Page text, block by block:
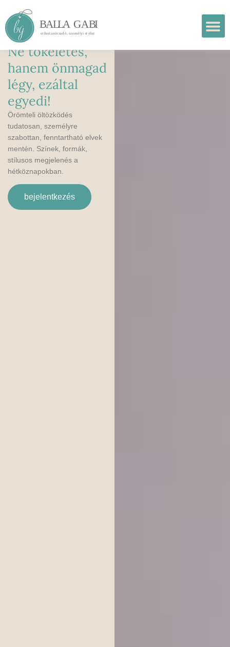
Ne tökéletes,
hanem önmagad
légy, ezáltal
egyedi!
Örömteli öltözködés
tudatosan, személyre
szabottan, fenntartható elvek
mentén. Színek, formák,
stílusos megjelenés a
hétköznapokban.
bejelentkezés